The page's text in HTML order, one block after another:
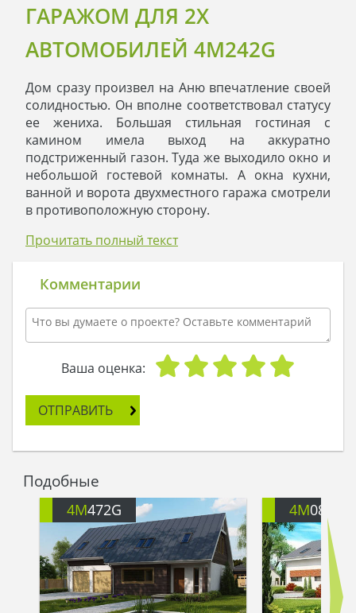
ГАРАЖОМ ДЛЯ 2Х
АВТОМОБИЛЕЙ 4M242G
Дом сразу произвел на Аню впечатление своей
солидностью. Он вполне соответствовал статусу
ее жениха. Большая стильная гостиная с
камином имела выход на аккуратно
подстриженный газон. Туда же выходило окно и
небольшой гостевой комнаты. А окна кухни,
ванной и ворота двухместного гаража смотрели
в противоположную сторону.
ванной чуть слышно пахла парфюмом Германа.
окно практически не закрывалось в жару.
Ну и что, что в гардеробной нет окна. Зато
вполне достаточно места для одежды ее и их
будущих детей. Герман сказал, что две комнаты
уже зарезервированы под детские.
- Ну что ж, пора назначать дату свадьбы, -
Прочитать полный текст
Комментарии
Ваша оценка:
ОТПРАВИТЬ
Подобные
4M472G 4M082